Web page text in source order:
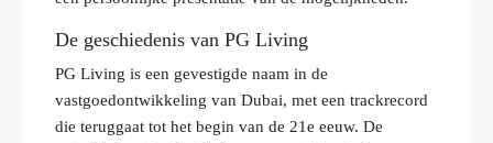
De geschiedenis van PG Living
PG Living is een gevestigde naam in de
vastgoedontwikkeling van Dubai, met een trackrecord
die teruggaat tot het begin van de 21e eeuw. De